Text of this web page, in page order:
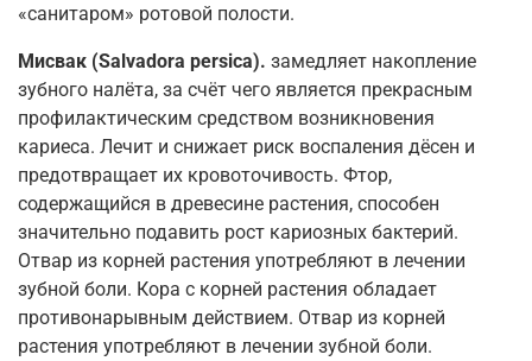
«санитаром» ротовой полости.
Мисвак (Salvadora persica). замедляет накопление
зубного налёта, за счёт чего является прекрасным
профилактическим средством возникновения
кариеса. Лечит и снижает риск воспаления дёсен и
предотвращает их кровоточивость. Фтор,
содержащийся в древесине растения, способен
значительно подавить рост кариозных бактерий.
Отвар из корней растения употребляют в лечении
зубной боли. Кора с корней растения обладает
противонарывным действием. Отвар из корней
растения употребляют в лечении зубной боли.